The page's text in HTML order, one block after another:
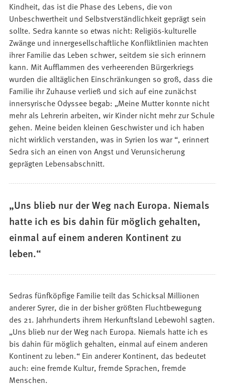
Kindheit, das ist die Phase des Lebens, die von
Unbeschwertheit und Selbstverständlichkeit geprägt sein
sollte. Sedra kannte so etwas nicht: Religiös-kulturelle
Zwänge und innergesellschaftliche Konfliktlinien machten
ihrer Familie das Leben schwer, seitdem sie sich erinnern
kann. Mit Aufflammen des verheerenden Bürgerkriegs
wurden die alltäglichen Einschränkungen so groß, dass die
Familie ihr Zuhause verließ und sich auf eine zunächst
innersyrische Odyssee begab: „Meine Mutter konnte nicht
mehr als Lehrerin arbeiten, wir Kinder nicht mehr zur Schule
gehen. Meine beiden kleinen Geschwister und ich haben
nicht wirklich verstanden, was in Syrien los war “, erinnert
Sedra sich an einen von Angst und Verunsicherung
geprägten Lebensabschnitt.
„Uns blieb nur der Weg nach Europa. Niemals
hatte ich es bis dahin für möglich gehalten,
einmal auf einem anderen Kontinent zu
leben.“
Sedras fünfköpfige Familie teilt das Schicksal Millionen
anderer Syrer, die in der bisher größten Fluchtbewegung
des 21. Jahrhunderts ihrem Herkunftsland Lebewohl sagten.
„Uns blieb nur der Weg nach Europa. Niemals hatte ich es
bis dahin für möglich gehalten, einmal auf einem anderen
Kontinent zu leben.“ Ein anderer Kontinent, das bedeutet
auch: eine fremde Kultur, fremde Sprachen, fremde
Menschen.